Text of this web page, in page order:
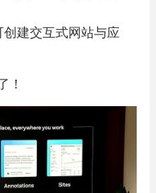
建交互式网站与应
！